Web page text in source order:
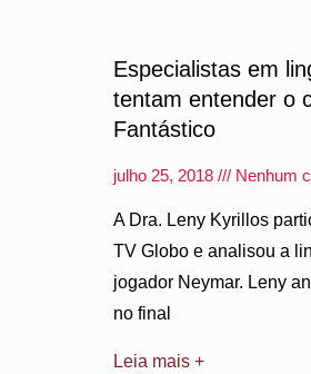
Especialistas em
tentam entender o
Fantástico
julho 25, 2018 Nenhum
A Dra. Leny Kyrillos
TV Globo e analisou a
jogador Neymar. Leny
no final
Leia mais +